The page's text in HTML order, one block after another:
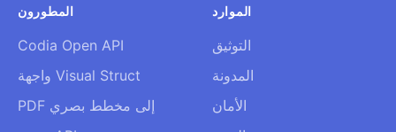
المطورون
Codia Open API
واجهة Visual Struct
PDF إلى مخطط بصري
الموارد
التوثيق
المدونة
الأمان